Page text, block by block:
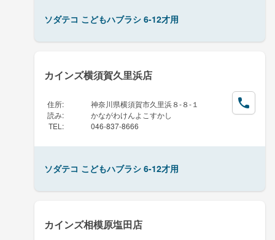
ソダテコ こどもハブラシ 6-12才用
カインズ横須賀久里浜店
住所:
神奈川県横須賀市久里浜８-８-１
読み:
かながわけんよこすかし
TEL : 046-837-8666
ソダテコ こどもハブラシ 6-12才用
カインズ相模原塩田店